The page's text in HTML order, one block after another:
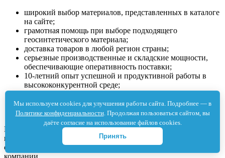
широкий выбор материалов, представленных в каталоге
на сайте;
грамотная помощь при выборе подходящего
геосинтетического материала;
доставка товаров в любой регион страны;
серьезные производственные и складские мощности,
обеспечивающие оперативность поставки;
10-летний опыт успешной и продуктивной работы в
высококонкурентной среде;
индивидуальные условия сотрудничества для
постоянных покупателей.
Готовы доказать качество выпускаемых материалов и
высокий уровень обслуживания на практике. Для начала
сотрудничества закажите расчет стоимости товара на сайте
компании.
Мы используем cookies для улучшения работы сайта. Подробнее — в
Политике конфиденциальности. Продолжая пользоваться сайтом, вы
даёте согласие на использование файлов cookies.
Принять